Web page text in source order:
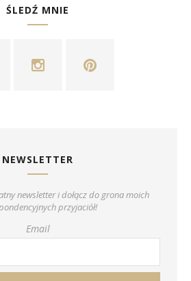
ŚLEDŹ MNIE
NEWSLETTER
newsletter i dołącz do grona moich
przyjaciół!
Email